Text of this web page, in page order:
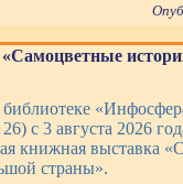
с 3 августа 2026
книжная выставка
страны».